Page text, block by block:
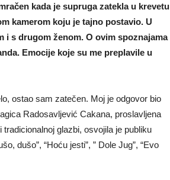
kada je supruga zatekla u krevetu
kamerom koju je tajno postavio. U
i s drugom ženom. O ovim spoznajama
Emocije koje su me preplavile u
ostao sam zatečen. Moj je odgovor bio
Radosavljević Cakana, proslavljena
glazbi, osvojila je publiku
dušo”, “Hoću jesti”, ” Dole Jug”, “Evo